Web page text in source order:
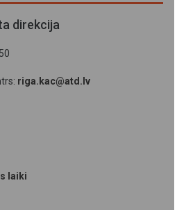
direkcija
riga.kac@atd.lv
laiki